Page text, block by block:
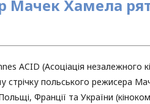
Мачек Хамела
ACID (Асоціація
стрічку польського режисера
Франції та України